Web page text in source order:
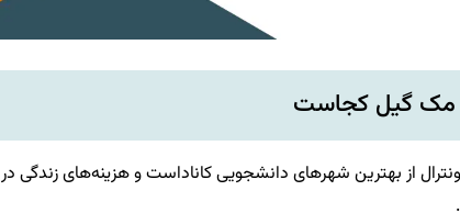
مک گیل کجاست
از بهترین شهرهای دانشجویی کاناداست و هزینه‌های زندگی در